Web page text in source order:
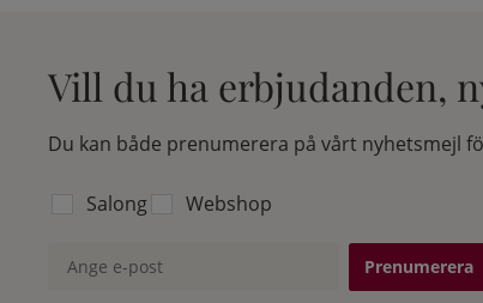
Vill du ha erbjudanden,
Du kan både prenumerera på vårt nyhetsmejl
Välj vilken lista du vill prenumerera på:
Salong
Webshop
Ange e-post